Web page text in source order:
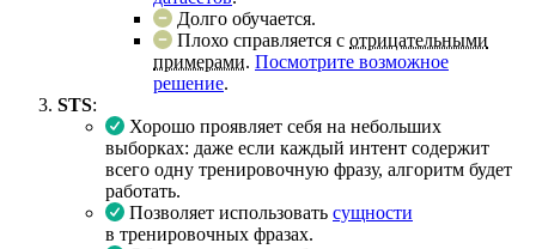
Долго обучается.
Плохо справляется с отрицательными
примерами. Посмотрите возможное
решение.
STS:
Хорошо проявляет себя на небольших
выборках: даже если каждый интент содержит
всего одну тренировочную фразу, алгоритм будет
работать.
Позволяет использовать сущности
в тренировочных фразах.